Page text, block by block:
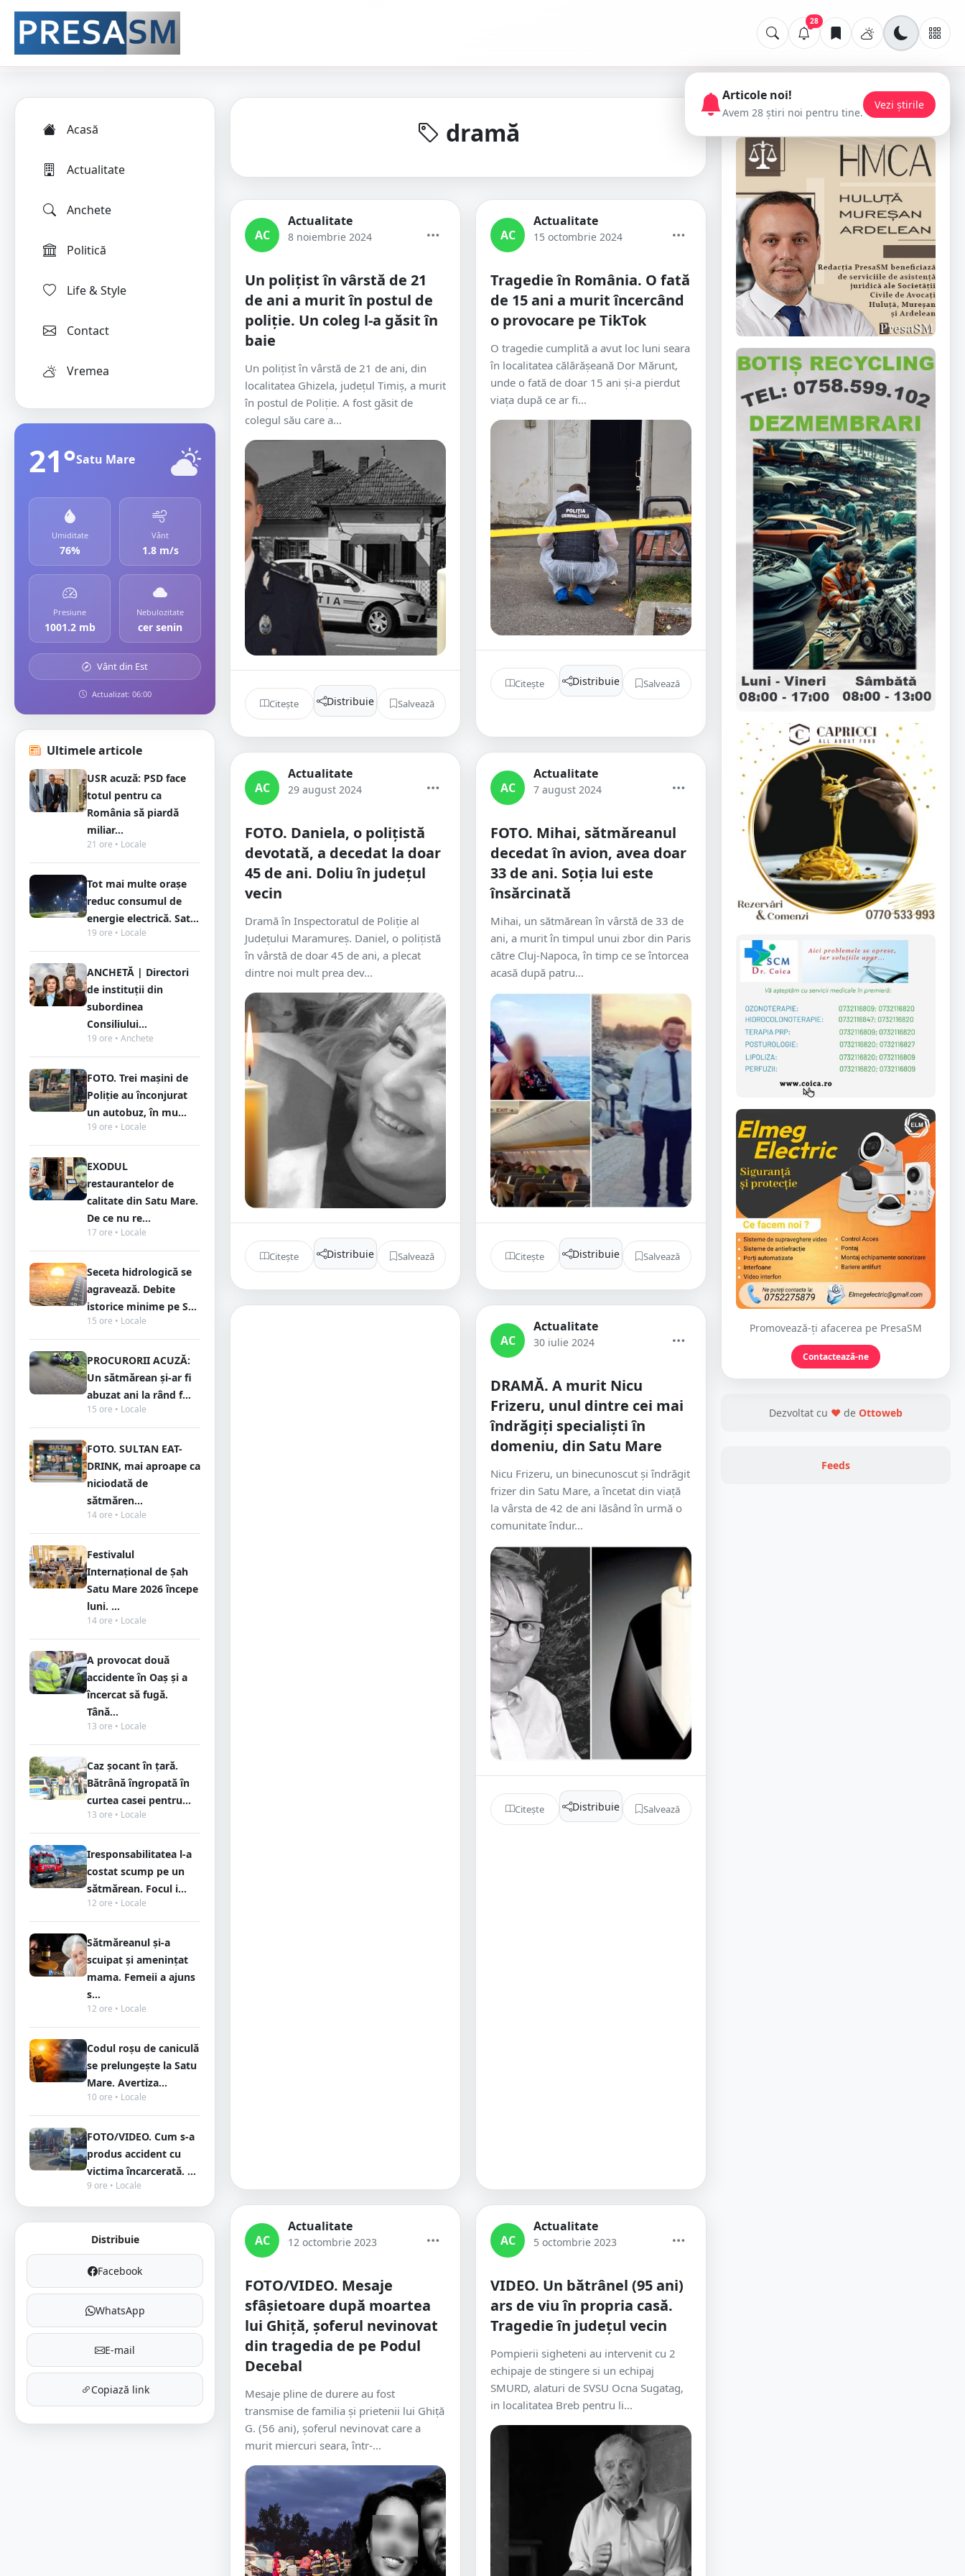
28
Acasă
Actualitate
Anchete
Politică
Life & Style
Contact
Vremea
21°Satu Mare
Umiditate
76%
Vânt
1.8 m/s
Presiune
1001.2 mb
Nebulozitate
cer senin
Vânt din Est
Actualizat: 06:00
Ultimele articole
USR acuză: PSD face
totul pentru ca
România să piardă
miliar...
21 ore • Locale
Tot mai multe orașe
reduc consumul de
energie electrică. Sat...
19 ore • Locale
ANCHETĂ | Directori
de instituții din
subordinea
Consiliului...
19 ore • Anchete
FOTO. Trei mașini de
Poliție au înconjurat
un autobuz, în mu...
19 ore • Locale
EXODUL
restaurantelor de
calitate din Satu Mare.
De ce nu re...
17 ore • Locale
Seceta hidrologică se
agravează. Debite
istorice minime pe S...
15 ore • Locale
PROCURORII ACUZĂ:
Un sătmărean și-ar fi
abuzat ani la rând f...
15 ore • Locale
FOTO. SULTAN EAT-
DRINK, mai aproape ca
niciodată de
sătmăren...
14 ore • Locale
Festivalul
Internațional de Șah
Satu Mare 2026 începe
luni. ...
14 ore • Locale
A provocat două
accidente în Oaș și a
încercat să fugă.
Tână...
13 ore • Locale
Caz șocant în țară.
Bătrână îngropată în
curtea casei pentru...
13 ore • Locale
Iresponsabilitatea l-a
costat scump pe un
sătmărean. Focul i...
12 ore • Locale
Sătmăreanul și-a
scuipat și amenințat
mama. Femeii a ajuns
s...
12 ore • Locale
Codul roșu de caniculă
se prelungește la Satu
Mare. Avertiza...
10 ore • Locale
FOTO/VIDEO. Cum s-a
produs accident cu
victima încarcerată. ...
9 ore • Locale
Distribuie
Facebook
WhatsApp
E-mail
Copiază link
dramă
AC
Actualitate
8 noiembrie 2024
Un poliţist în vârstă de 21
de ani a murit în postul de
poliţie. Un coleg l-a găsit în
baie
Un poliţist în vârstă de 21 de ani, din
localitatea Ghizela, judeţul Timiş, a murit
în postul de Poliţie. A fost găsit de
colegul său care a...
Citește Distribuie Salvează
AC
Actualitate
15 octombrie 2024
Tragedie în România. O fată
de 15 ani a murit încercând
o provocare pe TikTok
O tragedie cumplită a avut loc luni seara
în localitatea călărășeană Dor Mărunt,
unde o fată de doar 15 ani și-a pierdut
viața după ce ar fi...
Citește Distribuie Salvează
AC
Actualitate
29 august 2024
FOTO. Daniela, o polițistă
devotată, a decedat la doar
45 de ani. Doliu în județul
vecin
Dramă în Inspectoratul de Poliție al
Județului Maramureș. Daniel, o polițistă
în vârstă de doar 45 de ani, a plecat
dintre noi mult prea dev...
Citește Distribuie Salvează
AC
Actualitate
7 august 2024
FOTO. Mihai, sătmăreanul
decedat în avion, avea doar
33 de ani. Soția lui este
însărcinată
Mihai, un sătmărean în vârstă de 33 de
ani, a murit în timpul unui zbor din Paris
către Cluj-Napoca, în timp ce se întorcea
acasă după patru...
Citește Distribuie Salvează
AC
Actualitate
30 iulie 2024
DRAMĂ. A murit Nicu
Frizeru, unul dintre cei mai
îndrăgiți specialiști în
domeniu, din Satu Mare
Nicu Frizeru, un binecunoscut și îndrăgit
frizer din Satu Mare, a încetat din viață
la vârsta de 42 de ani lăsând în urmă o
comunitate îndur...
Citește Distribuie Salvează
AC
Actualitate
12 octombrie 2023
FOTO/VIDEO. Mesaje
sfâșietoare după moartea
lui Ghiță, șoferul nevinovat
din tragedia de pe Podul
Decebal
Mesaje pline de durere au fost
transmise de familia și prietenii lui Ghiță
G. (56 ani), șoferul nevinovat care a
murit miercuri seara, într-...
AC
Actualitate
5 octombrie 2023
VIDEO. Un bătrânel (95 ani)
ars de viu în propria casă.
Tragedie în județul vecin
Pompierii sigheteni au intervenit cu 2
echipaje de stingere si un echipaj
SMURD, alaturi de SVSU Ocna Sugatag,
in localitatea Breb pentru li...
📢 Publicitate
Promovează-ți afacerea pe PresaSM
Contactează-ne
Dezvoltat cu ❤ de Ottoweb
Feeds
Articole noi!
Avem 28 știri noi pentru tine.
Vezi știrile